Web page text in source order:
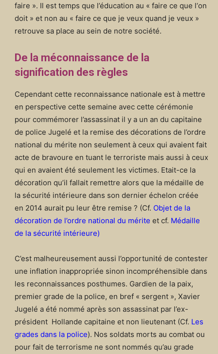
faire ». Il est temps que l’éducation au « faire ce que l‘on
doit » et non au « faire ce que je veux quand je veux »
retrouve sa place au sein de notre société.
De la méconnaissance de la
signification des règles
Cependant cette reconnaissance nationale est à mettre
en perspective cette semaine avec cette cérémonie
pour commémorer l’assassinat il y a un an du capitaine
de police Jugelé et la remise des décorations de l’ordre
national du mérite non seulement à ceux qui avaient fait
acte de bravoure en tuant le terroriste mais aussi à ceux
qui en avaient été seulement les victimes. Etait-ce la
décoration qu’il fallait remettre alors que la médaille de
la sécurité intérieure dans son dernier échelon créée
en 2014 aurait pu leur être remise ? (Cf. Objet de la
décoration de l’ordre national du mérite et cf. Médaille
de la sécurité intérieure)
C’est malheureusement aussi l’opportunité de contester
une inflation inappropriée sinon incompréhensible dans
les reconnaissances posthumes. Gardien de la paix,
premier grade de la police, en bref « sergent », Xavier
Jugelé a été nommé après son assassinat par l’ex-
président Hollande capitaine et non lieutenant (Cf. Les
grades dans la police). Nos soldats morts au combat ou
pour fait de terrorisme ne sont nommés qu’au grade